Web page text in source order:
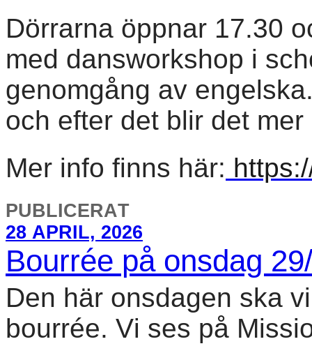
Dörrarna öppnar 17.30
med dansworkshop i
genomgång av
och efter det blir det
Mer info finns här:
PUBLICERAT
28 APRIL, 2026
Bourrée på onsdag
Den här onsdagen ska
bourrée. Vi ses på